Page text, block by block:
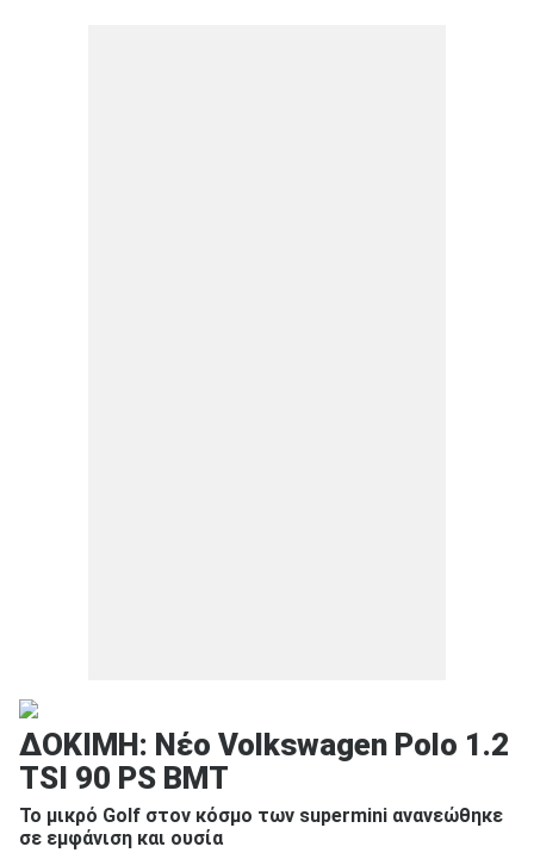
ΔΟΚΙΜΗ: Νέο Volkswagen Polo 1.2
TSI 90 PS BMT
Το μικρό Golf στον κόσμο των supermini ανανεώθηκε
σε εμφάνιση και ουσία